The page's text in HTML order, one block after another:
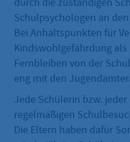
durch die zuständigen
Schulpsychologen an
Bei Anhaltspunkten für
Kindswohlgefährdung
Fernbleiben von der
eng mit den
Jede Schülerin bzw.
regelmäßigen
Die Eltern haben dafür